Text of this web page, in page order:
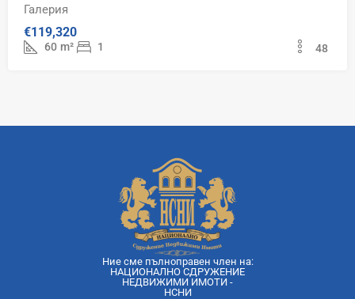
Галерия
€119,320
60 m² 1 48
Ние сме пълноправен член на:
НАЦИОНАЛНО СДРУЖЕНИЕ
НЕДВИЖИМИ ИМОТИ -
НСНИ